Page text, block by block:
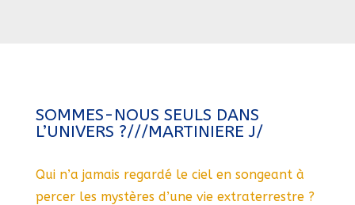
SOMMES-NOUS SEULS DANS
L’UNIVERS ?///MARTINIERE J/
Qui n’a jamais regardé le ciel en songeant à
percer les mystères d’une vie extraterrestre ?